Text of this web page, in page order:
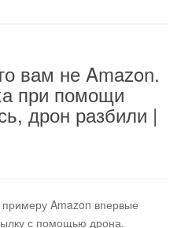
вам не Amazon.
при помощи
дрон разбили |
Amazon впервые
с помощью дрона.